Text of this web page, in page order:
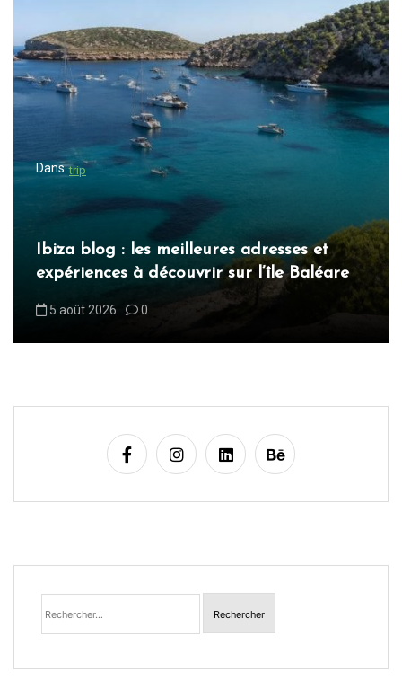
o
n
d
l
Dans trip
Blog ibiza : les incontournables à
découvrir sur l’île blanche
6 août 2026 0
Rechercher :